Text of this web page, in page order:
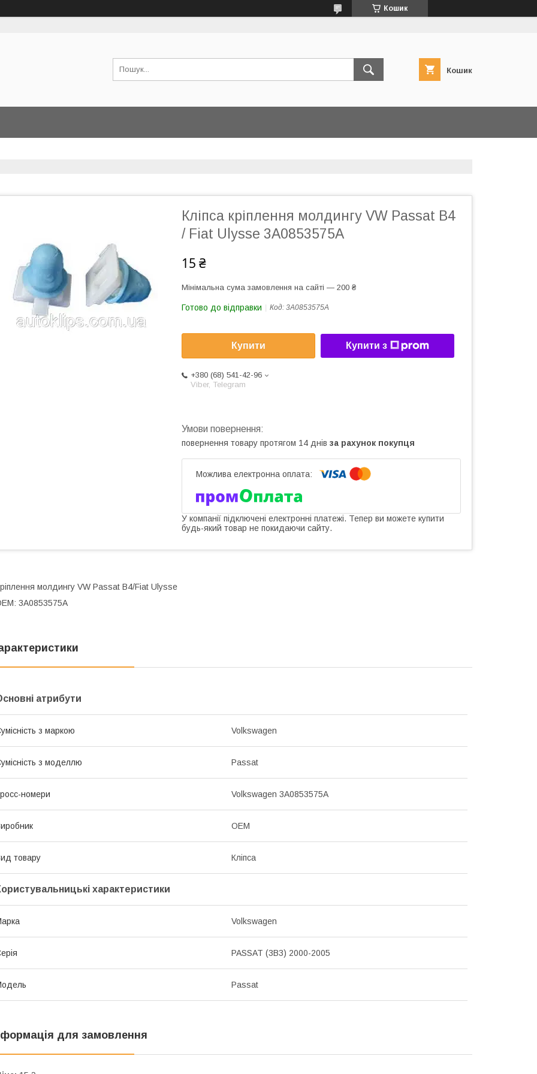
Кошик
Кошик
Кліпса кріплення молдингу VW Passat B4
/ Fiat Ulysse 3A0853575A
15 ₴
Мінімальна сума замовлення на сайті — 200 ₴
Готово до відправки Код: 3A0853575A
Купити Купити з
+380 (68) 541-42-96
Viber, Telegram
повернення товару протягом 14 днів за рахунок покупця
У компанії підключені електронні платежі. Тепер ви можете купити
будь-який товар не покидаючи сайту.
молдингу VW Passat B4/Fiat Ulysse
3A0853575A
атрибути
з маркою Volkswagen
з моделлю Passat
номери Volkswagen 3A0853575A
OEM
товару Кліпса
характеристики
Volkswagen
PASSAT (3B3) 2000-2005
Passat
для замовлення